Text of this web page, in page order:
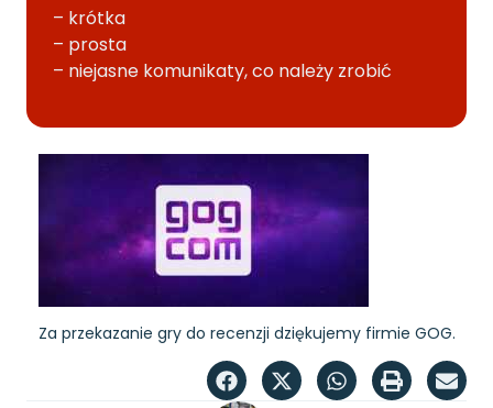
– krótka
– prosta
– niejasne komunikaty, co należy zrobić
Za przekazanie gry do recenzji dziękujemy firmie GOG.